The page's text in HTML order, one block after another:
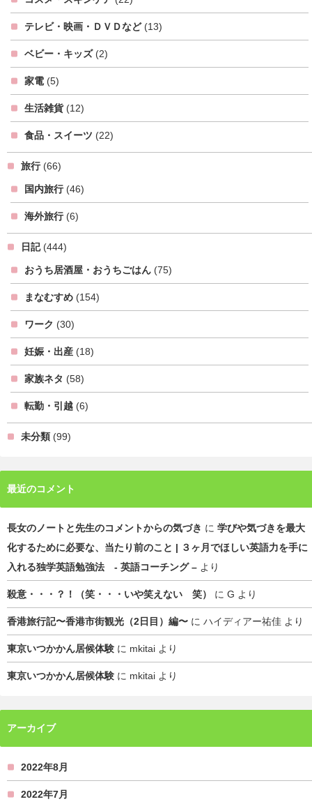
テレビ・映画・ＤＶＤなど(13)
ベビー・キッズ(2)
家電 (5)
生活雑貨 (12)
食品・スイーツ (22)
旅行(66)
国内旅行(46)
海外旅行(6)
日記(444)
おうち居酒屋・おうちごはん (75)
まなむすめ (154)
ワーク (30)
妊娠・出産 (18)
家族ネタ (58)
転勤・引越 (6)
未分類 (99)
最近のコメント
長女のノートと先生のコメントからの気づき に 学びや気づきを最大
化するために必要な、当たり前のこと | ３ヶ月でほしい英語力を手に
入れる独学英語勉強法 - 英語コーチング – より
殺意・・・？！（笑・・・いや笑えない 笑） に G より
香港旅行記〜香港市街観光（2日目）編〜 に ハイディアー祐佳 より
東京いつかかん居候体験 に mkitai より
東京いつかかん居候体験 に mkitai より
アーカイブ
2022年8月
2022年7月